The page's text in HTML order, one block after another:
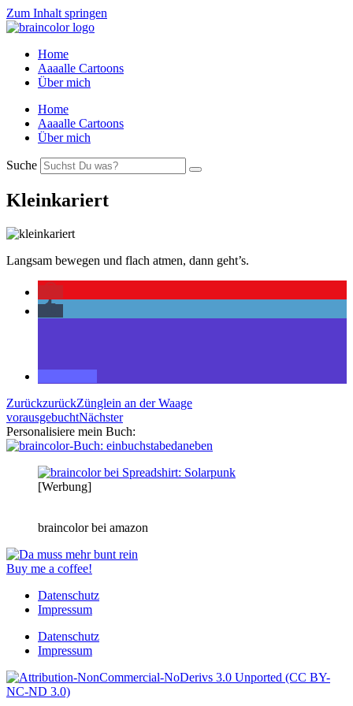
Zum Inhalt springen
Home
Aaaalle Cartoons
Über mich
Home
Aaaalle Cartoons
Über mich
Suche
Kleinkariert
Langsam bewegen und flach atmen, dann geht’s.
ZurückzurückZünglein an der Waage
vorausgebuchtNächster
Personalisiere mein Buch:
[Werbung]
braincolor bei amazon
Buy me a coffee!
Datenschutz
Impressum
Datenschutz
Impressum